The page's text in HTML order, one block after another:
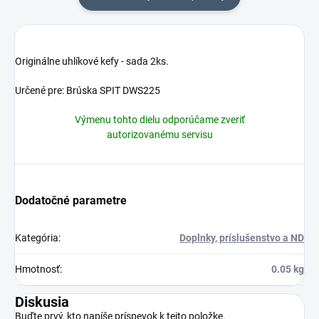
Originálne uhlíkové kefy - sada 2ks.
Určené pre: Brúska SPIT DWS225
Výmenu tohto dielu odporúčame zveriť
autorizovanému servisu
Dodatočné parametre
Kategória: Doplnky, príslušenstvo a ND
Hmotnosť: 0.05 kg
Diskusia
Buďte prvý, kto napíše príspevok k tejto položke.